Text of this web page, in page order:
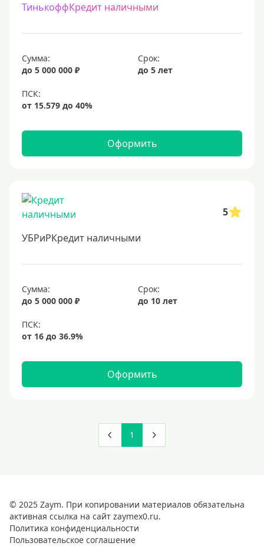
ТинькоффКредит наличными
Сумма:
до 5 000 000 ₽
Срок:
до 5 лет
Оформить
5
УБРиРКредит наличными
Сумма:
до 5 000 000 ₽
Срок:
до 10 лет
Оформить
1
© 2025 Zaym. При копировании материалов обязательна
активная ссылка на сайт zaymex0.ru.
Политика конфиденциальности
Пользовательское соглашение